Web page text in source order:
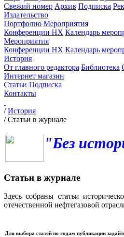
Свежий номер Архив Подписка
Издательство
Портфолио Мероприятия
Конференции НХ Календарь
Мероприятия
Конференции НХ Календарь
История
От главного редактора Библиотека
Интернет магазин
Статьи Подписка
Контакты
/История
/Статьи в журнале
"Без
Статьи в журнале
Здесь собраны статьи
отечественной нефтегазовой
Для выбора статей по годам публикации